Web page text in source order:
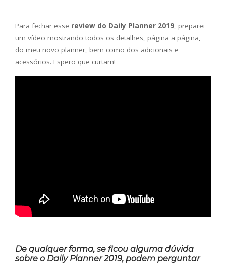
Para fechar esse review do Daily Planner 2019, preparei
um vídeo mostrando todos os detalhes, página a página,
do meu novo planner, bem como dos adicionais e
acessórios. Espero que curtam!
De qualquer forma, se ficou alguma dúvida
sobre o Daily Planner 2019, podem perguntar